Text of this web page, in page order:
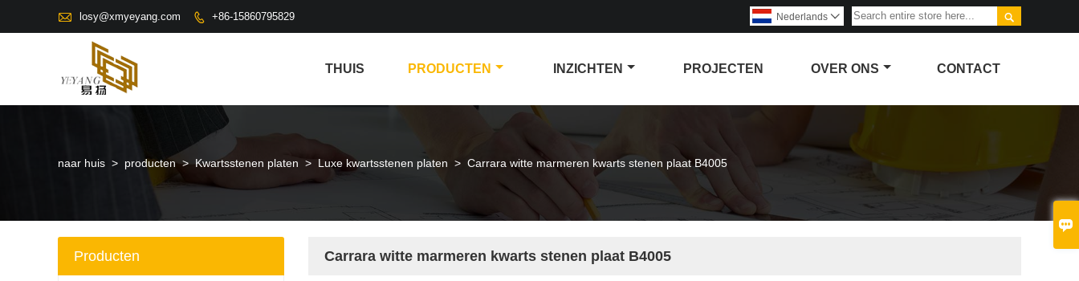

 losy@xmyeyang.com  +86-15860795829 
Nederlands 
THUIS PRODUCTEN INZICHTEN PROJECTEN OVER ONS CONTACT
naar huis > producten > Kwartsstenen platen > Luxe kwartsstenen platen > Carrara witte marmeren kwarts stenen plaat B4005
Carrara witte marmeren kwarts stenen plaat B4005
Producten